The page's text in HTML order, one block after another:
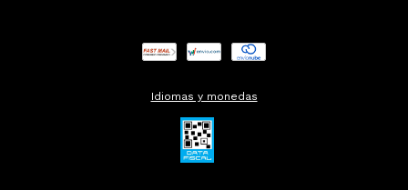
Idiomas y monedas